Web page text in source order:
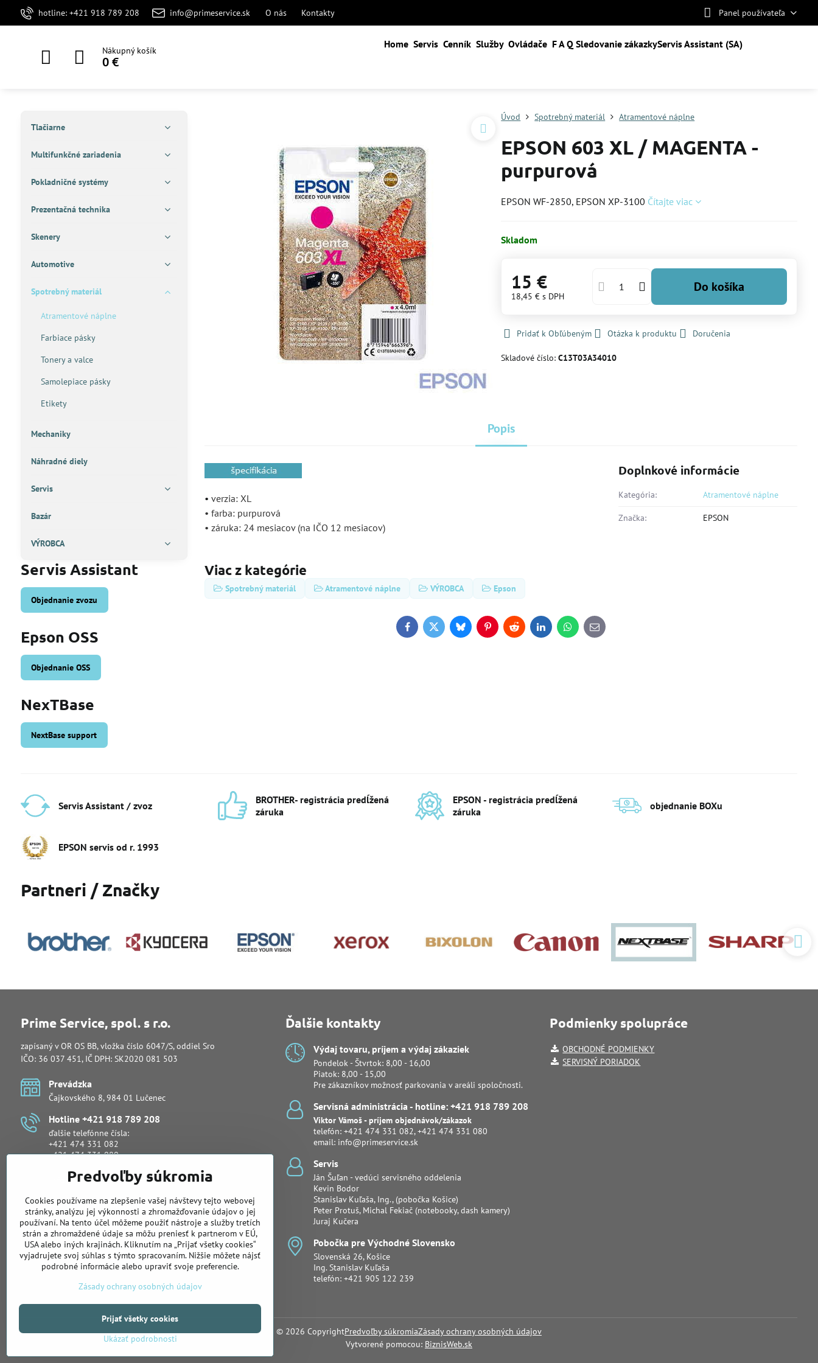
hotline: +421 918 789 208 info@primeservice.sk O nás Kontakty Panel používateľa
Nákupný košík
0 €
Home Servis Cenník Služby Ovládače F A QSledovanie zákazkyServis Assistant (SA)
Úvod Spotrebný materiál Atramentové náplne
EPSON 603 XL / MAGENTA -
purpurová
EPSON WF-2850, EPSON XP-3100 Čítajte viac
Skladom
15 €
18,45 €s DPH
Do košíka
Pridať k Obľúbeným Otázka k produktu Doručenia
Skladové číslo:C13T03A34010
Popis
•verzia: XL
• farba: purpurová
• záruka: 24 mesiacov (na IČO 12 mesiacov)
Viac z kategórie
Spotrebný materiál Atramentové náplne VÝROBCA Epson
Doplnkové informácie
Kategória: Atramentové náplne
Značka: EPSON
FacebookTwitterBlueskyPinterestRedditLinkedInWhatsApp
E-
mail
Tlačiarne
Multifunkčné zariadenia
Pokladničné systémy
Prezentačná technika
Skenery
Automotive
Spotrebný materiál
Atramentové náplne
Farbiace pásky
Tonery a valce
Samolepiace pásky
Etikety
Mechaniky
Náhradné diely
Servis
Bazár
VÝROBCA
Servis Assistant
Objednanie zvozu
Epson OSS
Objednanie OSS
NexTBase
NextBase support
Servis Assistant / zvoz
BROTHER- registrácia predĺžená
záruka
EPSON - registrácia predĺžená
záruka
objednanie BOXu
EPSON servis od r​. 1993
Partneri / Značky
Prime Service, spol. s r.o.
zapísaný v OR OS BB, vložka číslo 6047/S, oddiel Sro
IČO: 36 037 451, IČ DPH: SK2020 081 503
Prevádzka
Čajkovského 8, 984 01 Lučenec
Hotline +421 918 789 208
ďalšie telefónne čísla:
+421 474 331 082
+421 474 331 080
info​@primeservice​.sk
Obchodné oddelenie
Lukáš Šuli
telefón:+421 918 988 919
email:lukas.suli@primeservice.sk
telefón: +421 905 622 883
Ďalšie kontakty
Výdaj tovaru, príjem a výdaj zákaziek
Pondelok - Štvrtok: 8,00 - 16,00
Piatok: 8,00 - 15,00
Pre zákazníkov možnosť parkovania v areáli spoločnosti.
Servisná administrácia - hotline: +421 918 789 208
Viktor Vámoš - príjem objednávok/zákazok
telefón: +421 474 331 082,+421 474 331 080
email: info@primeservice.sk
Servis
Ján Šuľan - vedúci servisného oddelenia
Kevin Bodor
Stanislav Kuľaša, Ing., (pobočka Košice)
Peter Protuš, Michal Fekiač (notebooky, dash kamery)
Juraj Kučera
Pobočka pre Východné Slovensko
Slovenská 26, Košice
Ing. Stanislav Kuľaša
telefón: +421 905 122 239
Podmienky spolupráce
OBCHODNÉ PODMIENKY
SERVISNÝ PORIADOK
© 2026 CopyrightPredvoľby súkromiaZásady ochrany osobných údajov
Vytvorené pomocou: BiznisWeb.sk
Predvoľby súkromia
Cookies používame na zlepšenie vašej návštevy tejto webovej
stránky, analýzu jej výkonnosti a zhromažďovanie údajov o jej
používaní. Na tento účel môžeme použiť nástroje a služby tretích
strán a zhromaždené údaje sa môžu preniesť k partnerom v EÚ,
USA alebo iných krajinách. Kliknutím na „Prijať všetky cookies“
vyjadrujete svoj súhlas s týmto spracovaním. Nižšie môžete nájsť
podrobné informácie alebo upraviť svoje preferencie.
Zásady ochrany osobných údajov
Ukázať podrobnosti
Prijať všetky cookies